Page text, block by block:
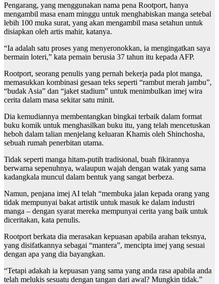
Pengarang, yang menggunakan nama pena Rootport, hanya
mengambil masa enam minggu untuk menghabiskan manga setebal
lebih 100 muka surat, yang akan mengambil masa setahun untuk
disiapkan oleh artis mahir, katanya.
“Ia adalah satu proses yang menyeronokkan, ia mengingatkan saya
bermain loteri,” kata pemain berusia 37 tahun itu kepada AFP.
Rootport, seorang penulis yang pernah bekerja pada plot manga,
memasukkan kombinasi gesaan teks seperti “rambut merah jambu”,
“budak Asia” dan “jaket stadium” untuk menimbulkan imej wira
cerita dalam masa sekitar satu minit.
Dia kemudiannya membentangkan bingkai terbaik dalam format
buku komik untuk menghasilkan buku itu, yang telah mencetuskan
heboh dalam talian menjelang keluaran Khamis oleh Shinchosha,
sebuah rumah penerbitan utama.
Tidak seperti manga hitam-putih tradisional, buah fikirannya
berwarna sepenuhnya, walaupun wajah dengan watak yang sama
kadangkala muncul dalam bentuk yang sangat berbeza.
Namun, penjana imej AI telah “membuka jalan kepada orang yang
tidak mempunyai bakat artistik untuk masuk ke dalam industri
manga – dengan syarat mereka mempunyai cerita yang baik untuk
diceritakan, kata penulis.
Rootport berkata dia merasakan kepuasan apabila arahan teksnya,
yang disifatkannya sebagai “mantera”, mencipta imej yang sesuai
dengan apa yang dia bayangkan.
“Tetapi adakah ia kepuasan yang sama yang anda rasa apabila anda
telah melukis sesuatu dengan tangan dari awal? Mungkin tidak.”